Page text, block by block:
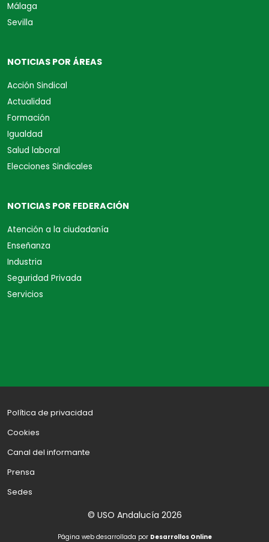
Málaga
Sevilla
NOTICIAS POR ÁREAS
Acción Sindical
Actualidad
Formación
Igualdad
Salud laboral
Elecciones Sindicales
NOTICIAS POR FEDERACIÓN
Atención a la ciudadanía
Enseñanza
Industria
Seguridad Privada
Servicios
Política de privacidad
Cookies
Canal del informante
Prensa
Sedes
© USO Andalucía 2026
Página web desarrollada por Desarrollos Online